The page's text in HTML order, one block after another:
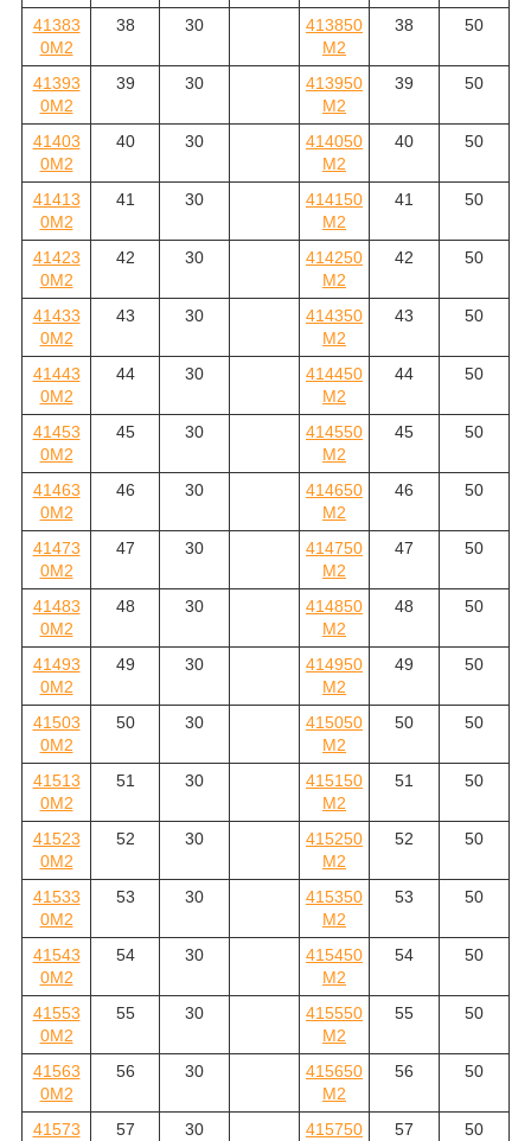
41383
0M2
38 30
413850
M2
38 50
41393
0M2
39 30
413950
M2
39 50
41403
0M2
40 30
414050
M2
40 50
41413
0M2
41 30
414150
M2
41 50
41423
0M2
42 30
414250
M2
42 50
41433
0M2
43 30
414350
M2
43 50
41443
0M2
44 30
414450
M2
44 50
41453
0M2
45 30
414550
M2
45 50
41463
0M2
46 30
414650
M2
46 50
41473
0M2
47 30
414750
M2
47 50
41483
0M2
48 30
414850
M2
48 50
41493
0M2
49 30
414950
M2
49 50
41503
0M2
50 30
415050
M2
50 50
41513
0M2
51 30
415150
M2
51 50
41523
0M2
52 30
415250
M2
52 50
41533
0M2
53 30
415350
M2
53 50
41543
0M2
54 30
415450
M2
54 50
41553
0M2
55 30
415550
M2
55 50
41563
0M2
56 30
415650
M2
56 50
41573
57 30
415750
57 50